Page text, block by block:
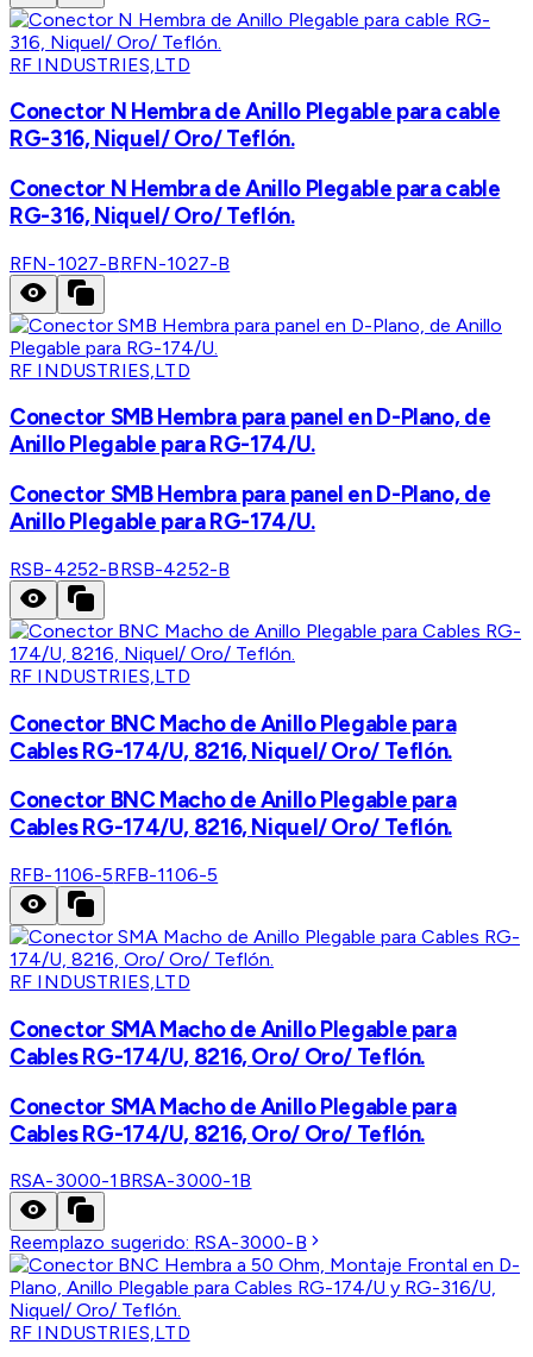
RF INDUSTRIES,LTD
Conector N Hembra de Anillo Plegable para cable
RG-316, Niquel/ Oro/ Teflón.
Conector N Hembra de Anillo Plegable para cable
RG-316, Niquel/ Oro/ Teflón.
RFN-1027-BRFN-1027-B
RF INDUSTRIES,LTD
Conector SMB Hembra para panel en D-Plano, de
Anillo Plegable para RG-174/U.
Conector SMB Hembra para panel en D-Plano, de
Anillo Plegable para RG-174/U.
RSB-4252-BRSB-4252-B
RF INDUSTRIES,LTD
Conector BNC Macho de Anillo Plegable para
Cables RG-174/U, 8216, Niquel/ Oro/ Teflón.
Conector BNC Macho de Anillo Plegable para
Cables RG-174/U, 8216, Niquel/ Oro/ Teflón.
RFB-1106-5RFB-1106-5
RF INDUSTRIES,LTD
Conector SMA Macho de Anillo Plegable para
Cables RG-174/U, 8216, Oro/ Oro/ Teflón.
Conector SMA Macho de Anillo Plegable para
Cables RG-174/U, 8216, Oro/ Oro/ Teflón.
RSA-3000-1BRSA-3000-1B
Reemplazo sugerido: RSA-3000-B
RF INDUSTRIES,LTD